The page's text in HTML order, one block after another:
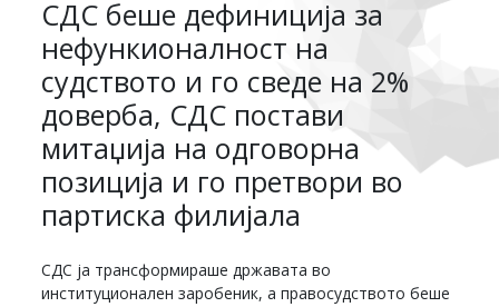
СДС беше дефиниција за
нефункионалност на
судството и го сведе на 2%
доверба, СДС постави
митаџија на одговорна
позиција и го претвори во
партиска филијала
СДС ја трансформираше државата во
институционален заробеник, а правосудството беше